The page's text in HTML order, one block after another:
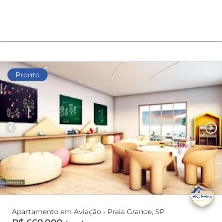
Pronto
chevron_left chevron_right
Apartamento em Aviação - Praia Grande, SP